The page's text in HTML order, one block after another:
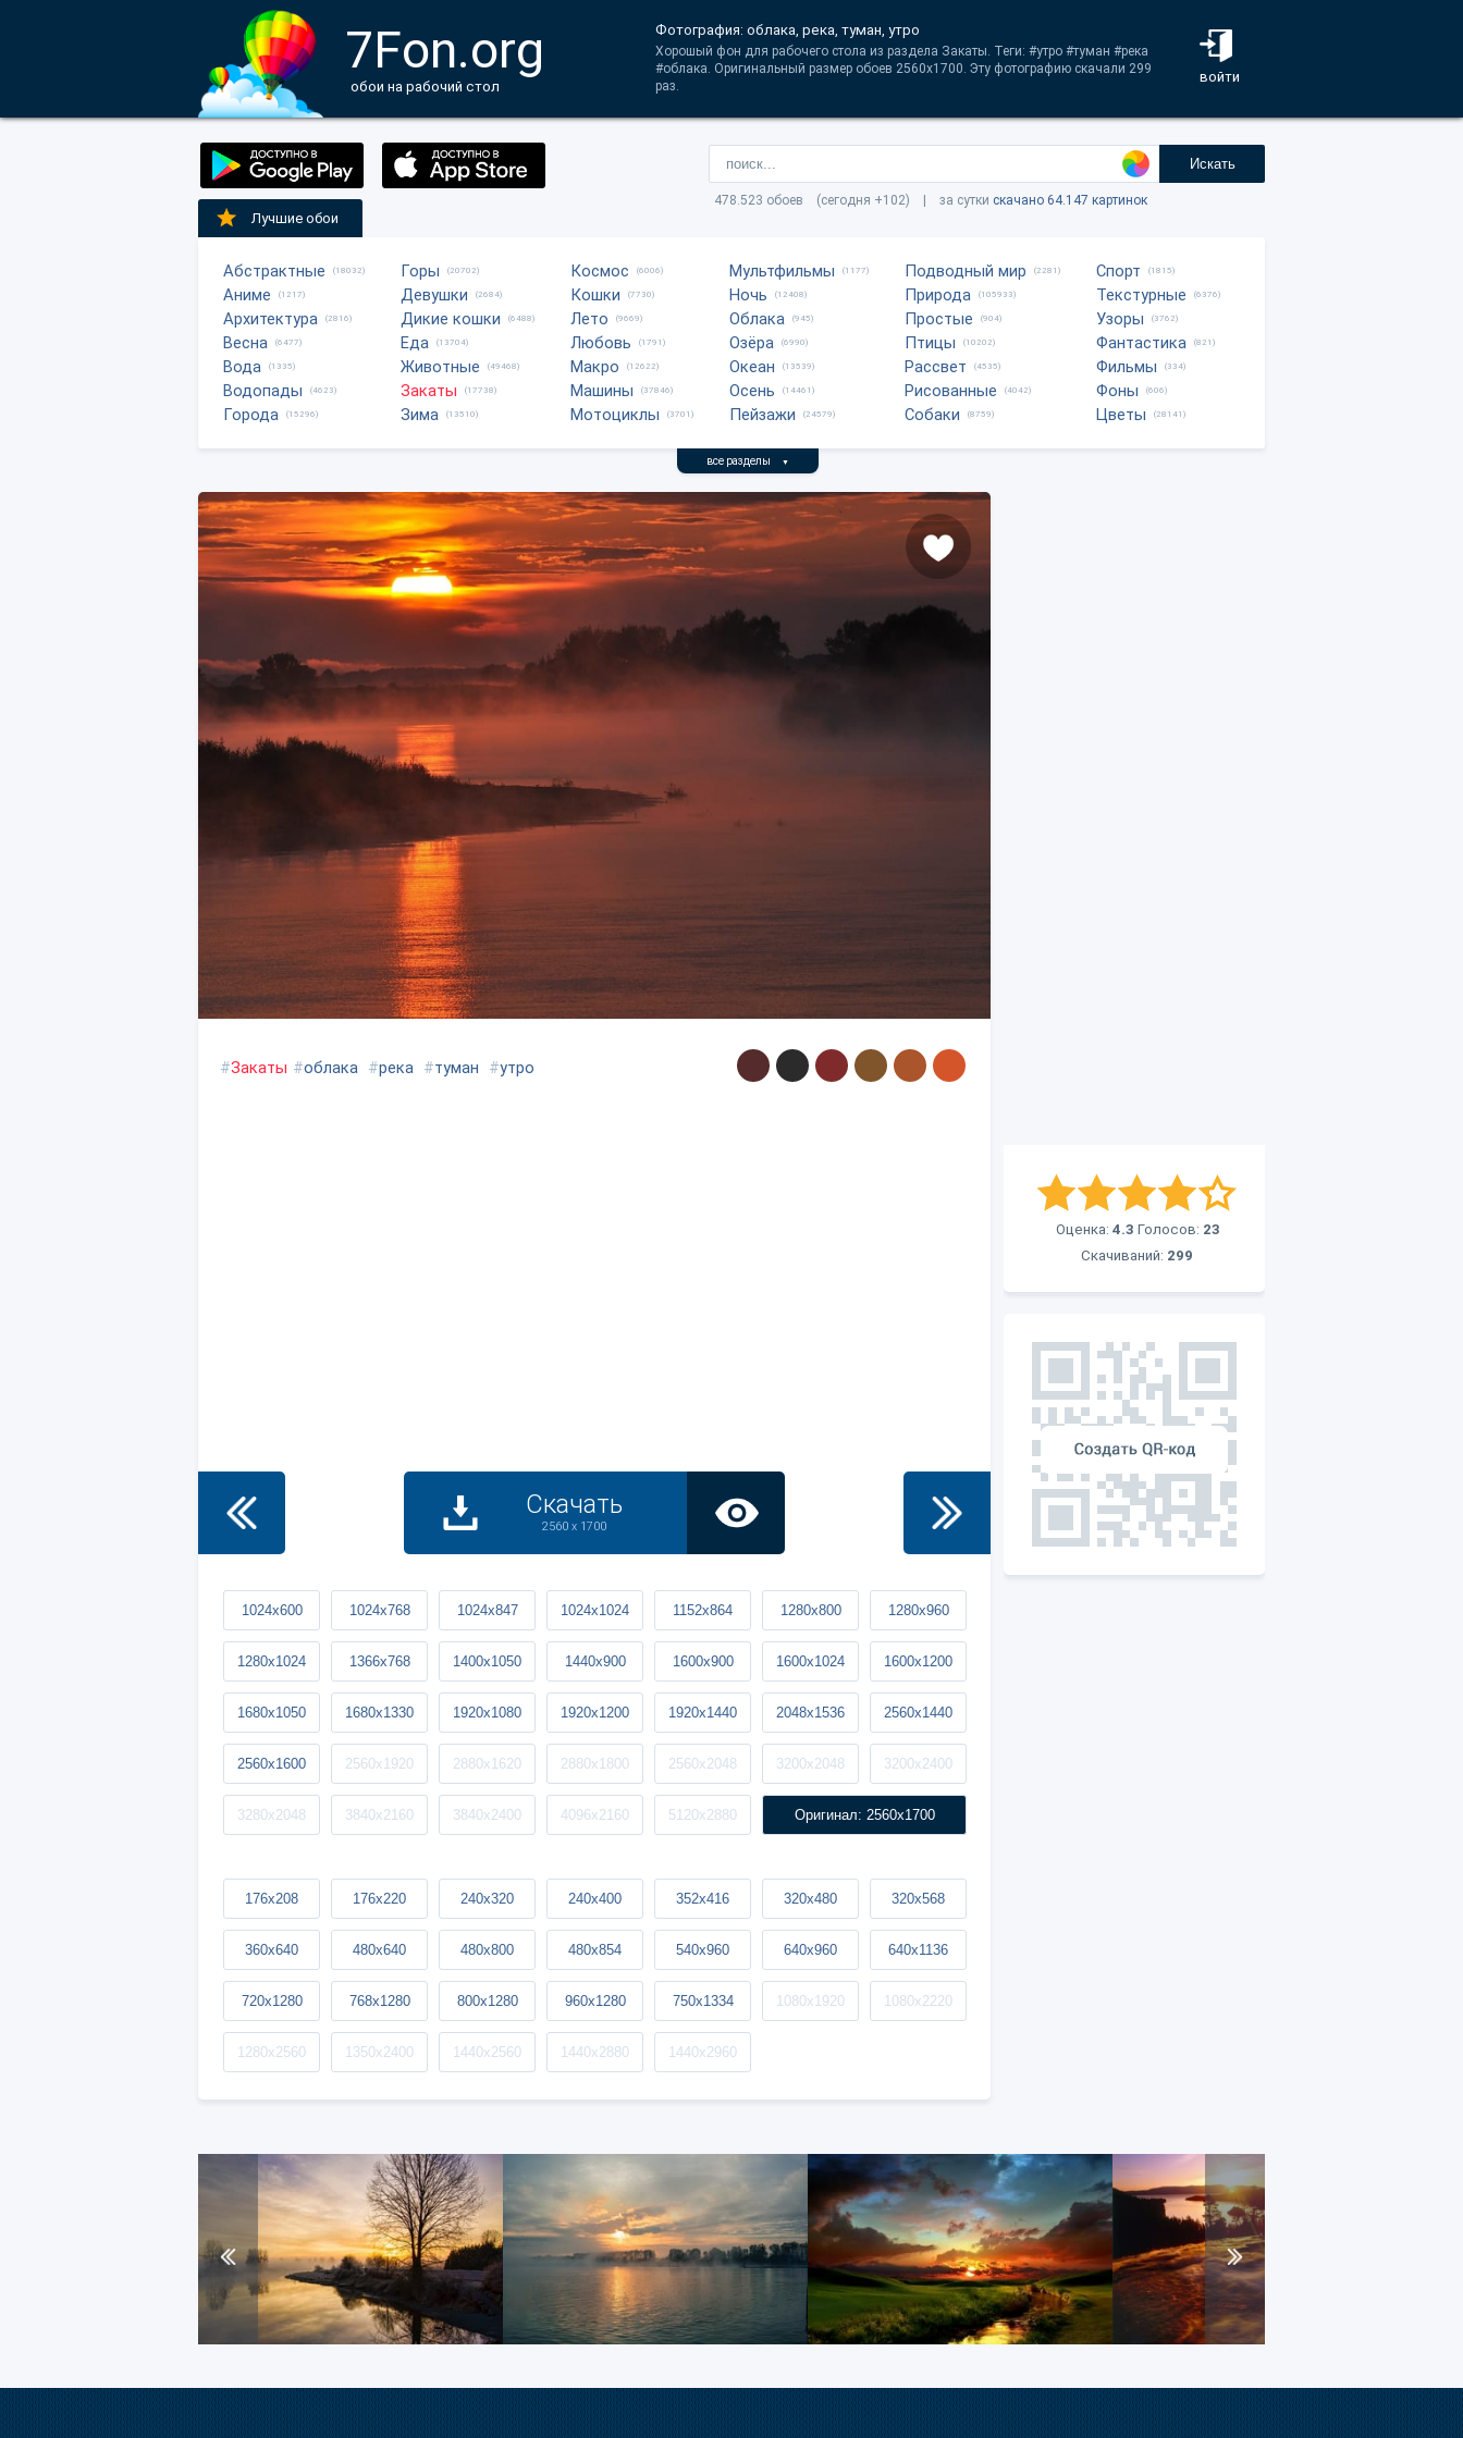
7Fon.org
обои на рабочий стол
войти
Фотография: облака, река, туман, утро
Хорошый фон для рабочего стола из раздела Закаты. Теги: #утро #туман #река
#облака. Оригинальный размер обоев 2560x1700. Эту фотографию скачали 299
раз.
Искать
478.523 обоев (сегодня +102) | за сутки скачано 64.147 картинок
Лучшие обои
Абстрактные (18032)
Аниме (1217)
Архитектура (2816)
Весна (6477)
Вода (1335)
Водопады (4623)
Города (15296)
Горы (20702)
Девушки (2684)
Дикие кошки (6488)
Еда (13704)
Животные (49468)
Закаты (17738)
Зима (13510)
Космос (6006)
Кошки (7730)
Лето (9669)
Любовь (1791)
Макро (12622)
Машины (37846)
Мотоциклы (3701)
Мультфильмы (1177)
Ночь (12408)
Облака (945)
Озёра (6990)
Океан (13539)
Осень (14461)
Пейзажи (24579)
Подводный мир (2281)
Природа (105933)
Простые (904)
Птицы (10202)
Рассвет (4535)
Рисованные (4042)
Собаки (8759)
Спорт (1815)
Текстурные (6376)
Узоры (3762)
Фантастика (821)
Фильмы (334)
Фоны (606)
Цветы (28141)
все разделы ▼
Оценка: 4.3 Голосов: 23
Скачиваний: 299
#Закаты #облака #река #туман #утро
Скачать
2560 x 1700
1024x600 1024x768 1024x847 1024x1024 1152x864 1280x800 1280x960
1280x1024 1366x768 1400x1050 1440x900 1600x900 1600x1024 1600x1200
1680x1050 1680x1330 1920x1080 1920x1200 1920x1440 2048x1536 2560x1440
2560x1600 2560x1920 2880x1620 2880x1800 2560x2048 3200x2048 3200x2400
3280x2048 3840x2160 3840x2400 4096x2160 5120x2880 Оригинал: 2560x1700
176x208 176x220 240x320 240x400 352x416 320x480 320x568
360x640 480x640 480x800 480x854 540x960 640x960 640x1136
720x1280 768x1280 800x1280 960x1280 750x1334 1080x1920 1080x2220
1280x2560 1350x2400 1440x2560 1440x2880 1440x2960